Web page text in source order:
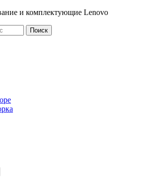
и комплектующие Lenovo